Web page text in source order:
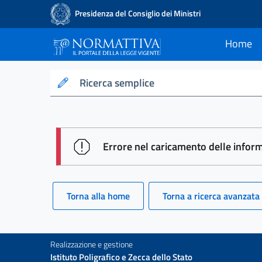
Presidenza del Consiglio dei Ministri
Normattiva - Il
Home
current
Ricerca semplice
session id: lEJbpQ0p0aTJiFH_-
Errore nel caricamento delle
Torna alla home Torna a ricerca avanzata
Realizzazione e gestione
Istituto Poligrafico e Zecca dello Stato